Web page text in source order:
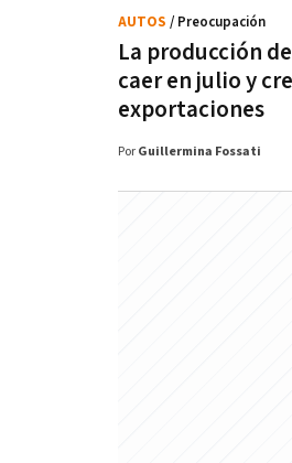
La producción
caer en julio y
exportaciones
AUTOS / Preocupación
Por Guillermina Fossati